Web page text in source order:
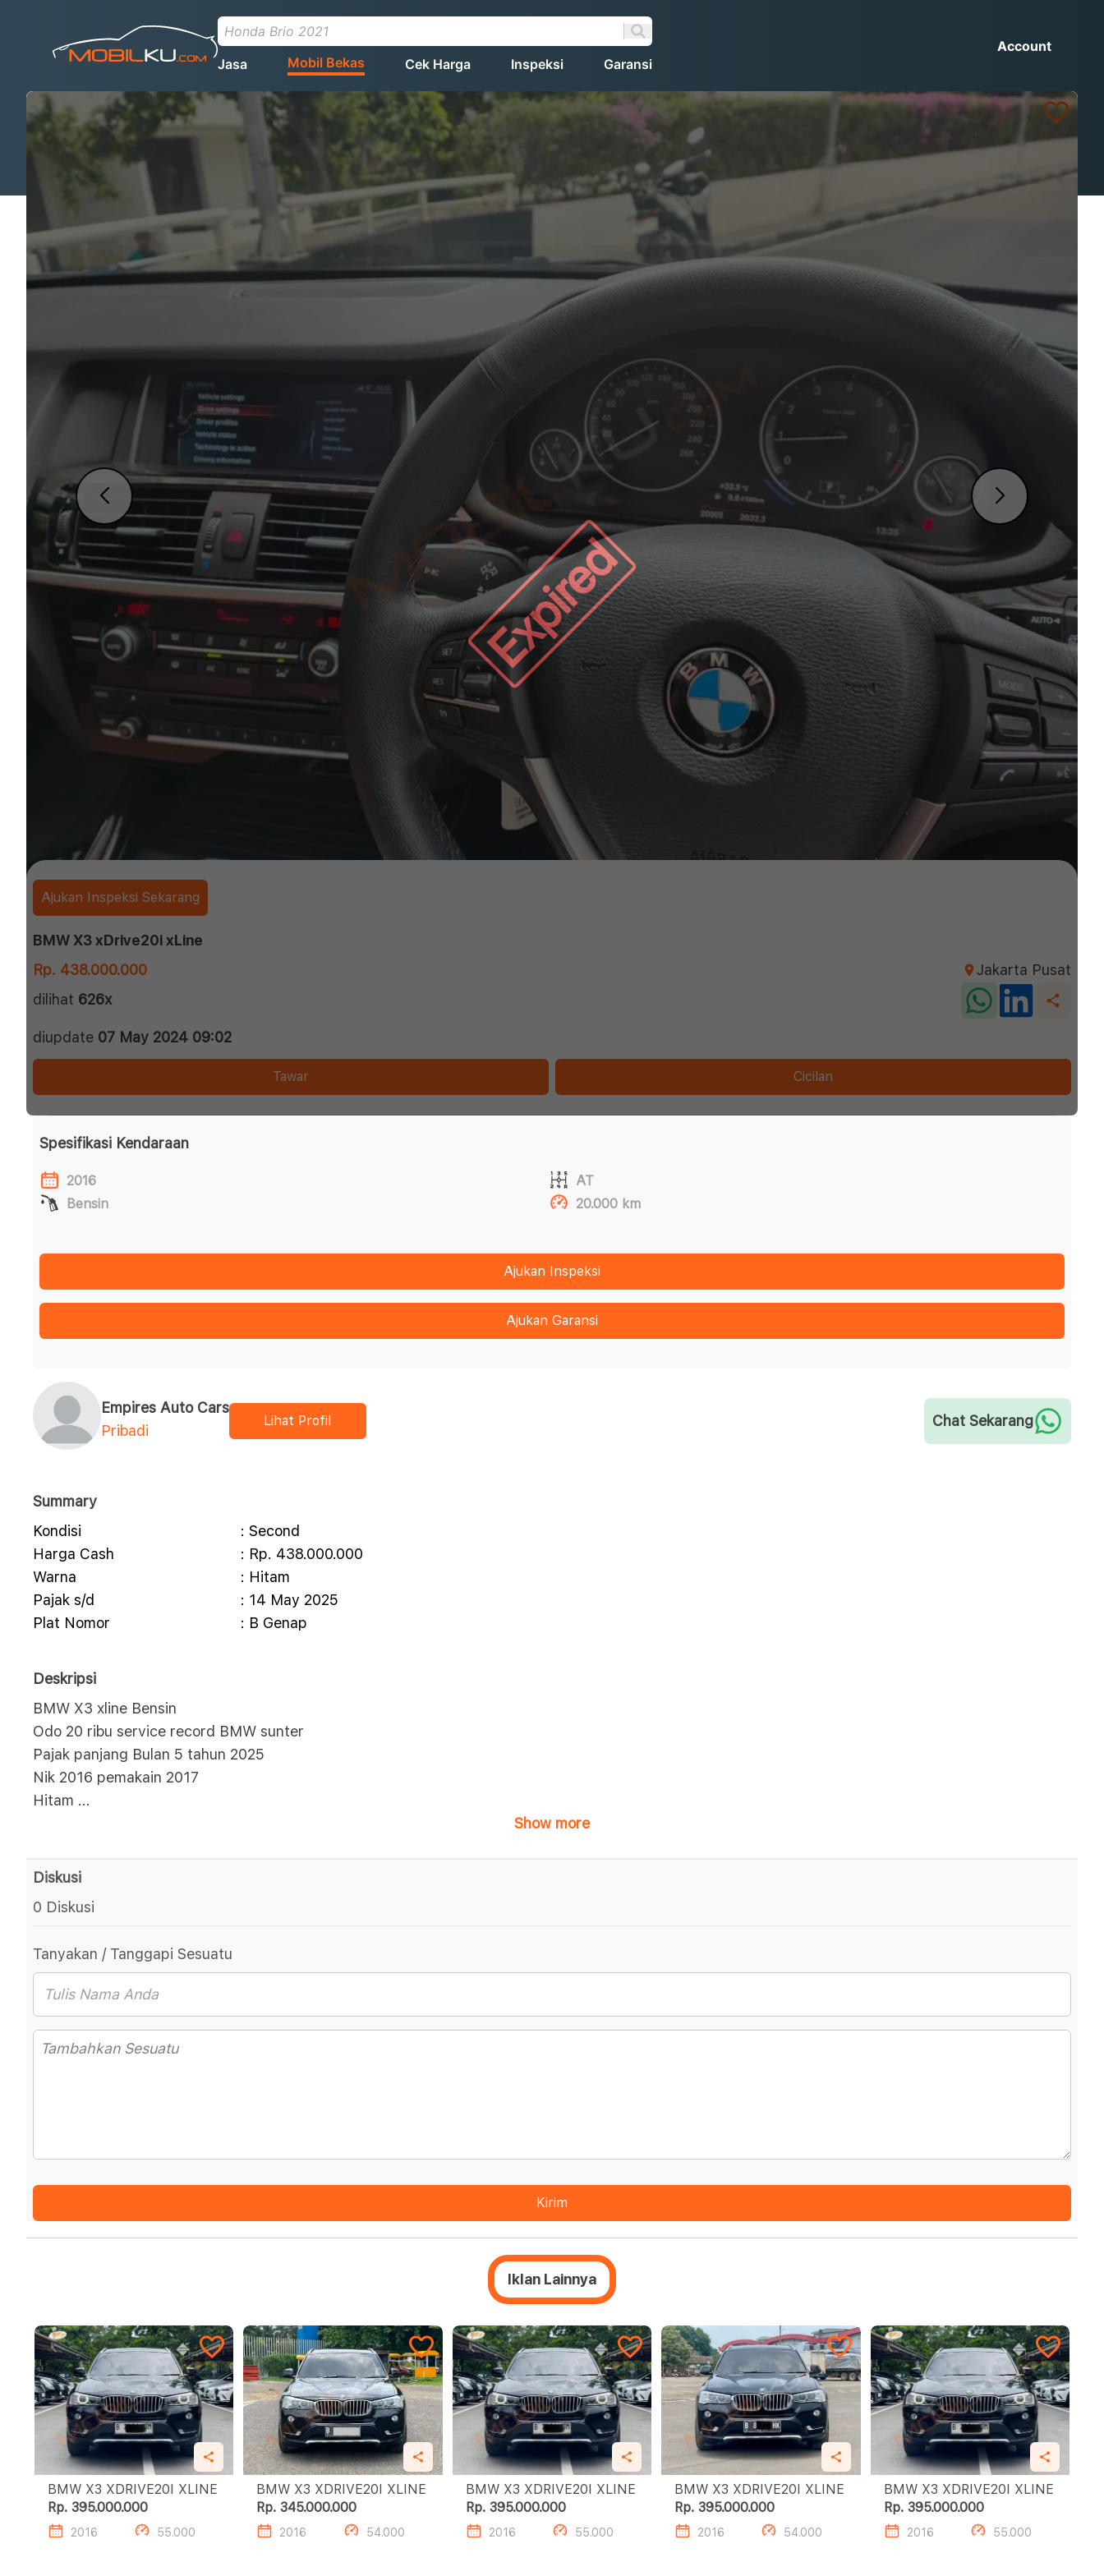
Jasa Mobil Bekas Cek Harga Inspeksi Garansi
Account
Expired
Ajukan Inspeksi Sekarang
BMW X3 xDrive20i xLine
Rp. 438.000.000
Jakarta Pusat
dilihat 626x
diupdate 07 May 2024 09:02
Tawar Cicilan
Spesifikasi Kendaraan
2016
AT
Bensin
20.000 km
Ajukan Inspeksi
Ajukan Garansi
Empires Auto Cars
Pribadi
Lihat Profil Chat Sekarang
Summary
Kondisi
: Second
Harga Cash
: Rp. 438.000.000
Warna
: Hitam
Pajak s/d
: 14 May 2025
Plat Nomor
: B Genap
Deskripsi
BMW X3 xline Bensin
Odo 20 ribu service record BMW sunter
Pajak panjang Bulan 5 tahun 2025
Nik 2016 pemakain 2017
Hitam ...
Show more
Diskusi
0 Diskusi
Tanyakan / Tanggapi Sesuatu
Kirim
Iklan Lainnya
BMW X3 XDRIVE20I XLINE
Rp. 395.000.000
2016 55.000
BMW X3 XDRIVE20I XLINE
Rp. 345.000.000
2016 54.000
BMW X3 XDRIVE20I XLINE
Rp. 395.000.000
2016 55.000
BMW X3 XDRIVE20I XLINE
Rp. 395.000.000
2016 54.000
BMW X3 XDRIVE20I XLINE
Rp. 395.000.000
2016 55.000